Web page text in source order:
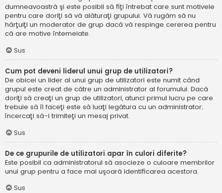
dumneavoastră şi este posibil să fiţi întrebat care sunt motivele
pentru care doriţi să vă alăturaţi grupului. Vă rugăm să nu
hărţuiţi un moderator de grup dacă vă respinge cererea pentru
că are motive întemeiate.
Sus
Cum pot deveni liderul unui grup de utilizatori?
De obicei un lider al unui grup de utilizatori este numit când
grupul este creat de către un administrator al forumului. Dacă
doriţi să creaţi un grup de utilizatori, atunci primul lucru pe care
trebuie să îl faceţi este să luaţi legătura cu un administrator;
încercaţi să-i trimiteţi un mesaj privat.
Sus
De ce grupurile de utilizatori apar în culori diferite?
Este posibil ca administratorul să asocieze o culoare membrilor
unui grup pentru a face mai uşoară identificarea acestora.
Sus